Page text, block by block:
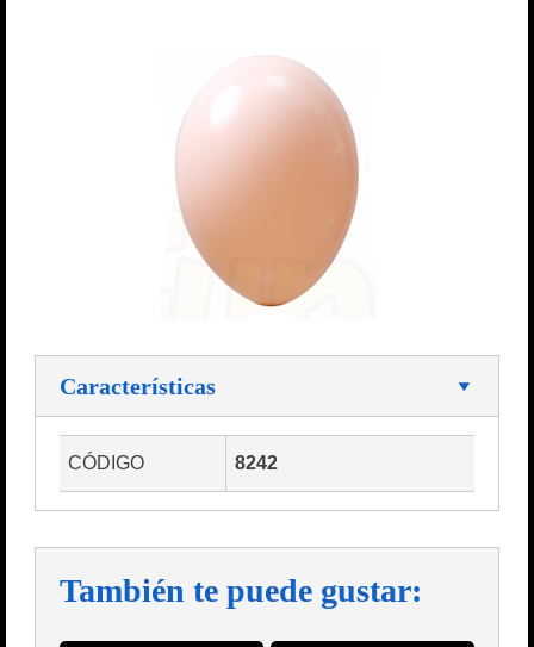
Características
CÓDIGO 8242
También te puede gustar: